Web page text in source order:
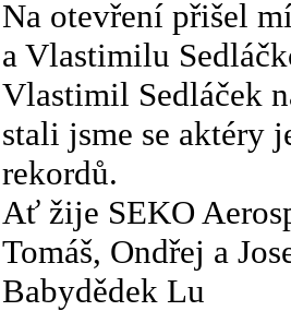
Na otevření přišel
a Vlastimilu
Vlastimil Sedláček
stali jsme se aktéry
rekordů.
Ať žije SEKO
Tomáš, Ondřej a
Babydědek Lu